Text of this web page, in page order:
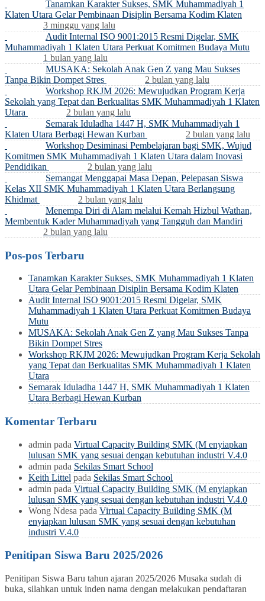
Tanamkan Karakter Sukses, SMK Muhammadiyah 1
Klaten Utara Gelar Pembinaan Disiplin Bersama Kodim Klaten
3 minggu yang lalu
Audit Internal ISO 9001:2015 Resmi Digelar, SMK
Muhammadiyah 1 Klaten Utara Perkuat Komitmen Budaya Mutu
1 bulan yang lalu
MUSAKA: Sekolah Anak Gen Z yang Mau Sukses
Tanpa Bikin Dompet Stres
2 bulan yang lalu
Workshop RKJM 2026: Mewujudkan Program Kerja
Sekolah yang Tepat dan Berkualitas SMK Muhammadiyah 1 Klaten
Utara
2 bulan yang lalu
Semarak Iduladha 1447 H, SMK Muhammadiyah 1
Klaten Utara Berbagi Hewan Kurban
2 bulan yang lalu
Workshop Desiminasi Pembelajaran bagi SMK, Wujud
Komitmen SMK Muhammadiyah 1 Klaten Utara dalam Inovasi
Pendidikan
2 bulan yang lalu
Semangat Menggapai Masa Depan, Pelepasan Siswa
Kelas XII SMK Muhammadiyah 1 Klaten Utara Berlangsung
Khidmat
2 bulan yang lalu
Menempa Diri di Alam melalui Kemah Hizbul Wathan,
Membentuk Kader Muhammadiyah yang Tangguh dan Mandiri
2 bulan yang lalu
Pos-pos Terbaru
Tanamkan Karakter Sukses, SMK Muhammadiyah 1 Klaten
Utara Gelar Pembinaan Disiplin Bersama Kodim Klaten
Audit Internal ISO 9001:2015 Resmi Digelar, SMK
Muhammadiyah 1 Klaten Utara Perkuat Komitmen Budaya
Mutu
MUSAKA: Sekolah Anak Gen Z yang Mau Sukses Tanpa
Bikin Dompet Stres
Workshop RKJM 2026: Mewujudkan Program Kerja Sekolah
yang Tepat dan Berkualitas SMK Muhammadiyah 1 Klaten
Utara
Semarak Iduladha 1447 H, SMK Muhammadiyah 1 Klaten
Utara Berbagi Hewan Kurban
Komentar Terbaru
admin pada Virtual Capacity Building SMK (M enyiapkan
lulusan SMK yang sesuai dengan kebutuhan industri V.4.0
admin pada Sekilas Smart School
Keith Littel pada Sekilas Smart School
admin pada Virtual Capacity Building SMK (M enyiapkan
lulusan SMK yang sesuai dengan kebutuhan industri V.4.0
Wong Ndesa pada Virtual Capacity Building SMK (M
enyiapkan lulusan SMK yang sesuai dengan kebutuhan
industri V.4.0
Penitipan Siswa Baru 2025/2026
Penitipan Siswa Baru tahun ajaran 2025/2026 Musaka sudah di
buka, silahkan untuk inden nama dengan melakukan pendaftaran